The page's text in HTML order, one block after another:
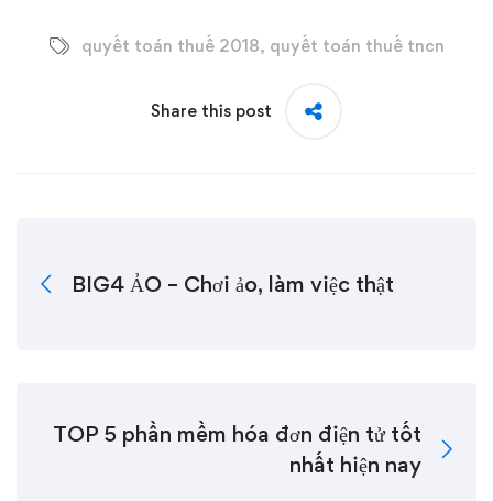
quyết toán thuế 2018, quyết toán thuế tncn
Share this post
BIG4 ẢO – Chơi ảo, làm việc thật
TOP 5 phần mềm hóa đơn điện tử tốt
nhất hiện nay